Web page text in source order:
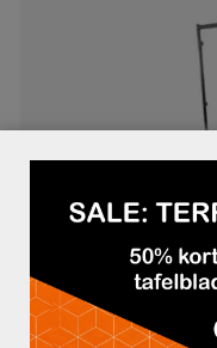
HORECASCHERM